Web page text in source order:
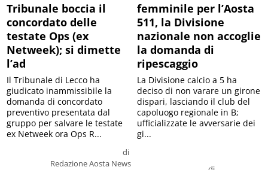
Tribunale boccia il
concordato delle
testate Ops (ex
Netweek); si dimette
l’ad
di
Redazione Aosta News
Il Tribunale di Lecco ha
giudicato inammissibile la
domanda di concordato
preventivo presentata dal
gruppo per salvare le testate
ex Netweek ora Ops R...
femminile per l’Aosta
511, la Divisione
nazionale non accoglie
la domanda di
ripescaggio
La Divisione calcio a 5 ha
deciso di non varare un girone
dispari, lasciando il club del
capoluogo regionale in B;
ufficializzate le avversarie dei
gi...